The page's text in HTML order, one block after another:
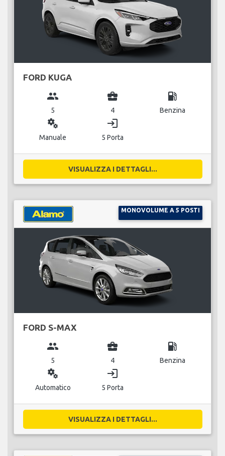
FORD KUGA
group
5
business_center
4
local_gas_station
Benzina
miscellaneous_services
Manuale
login
5 Porta
VISUALIZZA I DETTAGLI...
MONOVOLUME A 5 POSTI
FORD S-MAX
group
5
business_center
4
local_gas_station
Benzina
miscellaneous_services
Automatico
login
5 Porta
VISUALIZZA I DETTAGLI...